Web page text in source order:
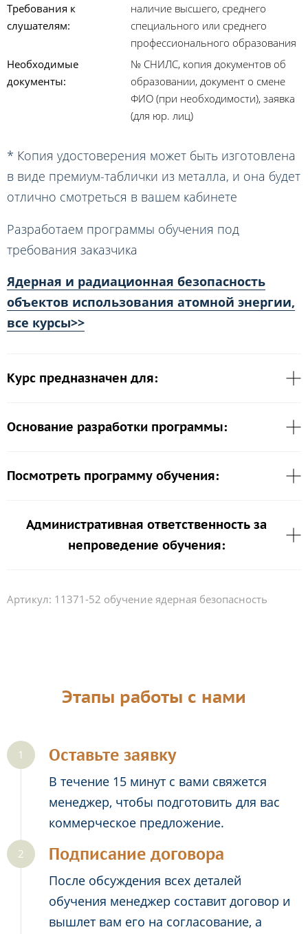
Требования к
слушателям:
наличие высшего, среднего
специального или среднего
профессионального образования
Необходимые
документы:
№ СНИЛС, копия документов об
образовании, документ о смене
ФИО (при необходимости), заявка
(для юр. лиц)
* Копия удостоверения может быть изготовлена
в виде премиум-таблички из металла, и она будет
отлично смотреться в вашем кабинете
Разработаем программы обучения под
требования заказчика
Ядерная и радиационная безопасность
объектов использования атомной энергии,
все курсы>>
Курс предназначен для:
Основание разработки программы:
Посмотреть программу обучения:
Административная ответственность за
непроведение обучения:
Артикул: 11371-52 обучение ядерная безопасность
Этапы работы с нами
Оставьте заявку
В течение 15 минут с вами свяжется
менеджер, чтобы подготовить для вас
коммерческое предложение.
Подписание договора
После обсуждения всех деталей
обучения менеджер составит договор и
вышлет вам его на согласование, а